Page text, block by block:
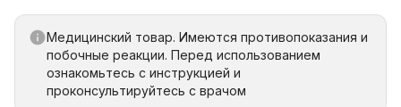
подножек. Людям, носящим 46 размер одежды,
подойдет коляска для инвалидов 38 — 40 см. Если
вещи 48 — 50 размера, токоляска для инвалидов 42
— 43 см. Измерьте ширину бедер, и прибавьте 5
сантиметров. Определите место изгиба бедер, и
Медицинский товар. Имеются противопоказания и
побочные реакции. Перед использованием
ознакомьтесь с инструкцией и
проконсультируйтесь с врачом